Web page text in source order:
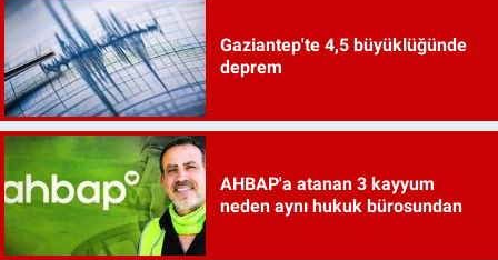
Gaziantep'te 4,5 büyüklüğünde
deprem
AHBAP'a atanan 3 kayyum
neden aynı hukuk bürosundan